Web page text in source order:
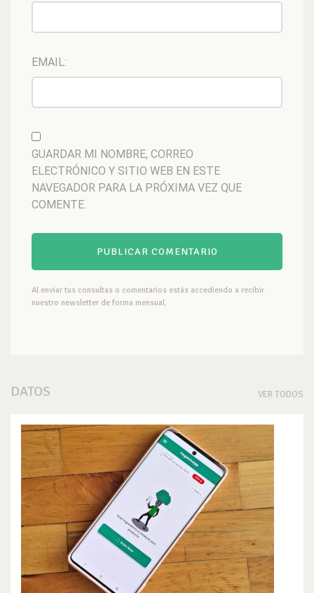
EMAIL:
GUARDAR MI NOMBRE, CORREO
ELECTRÓNICO Y SITIO WEB EN ESTE
NAVEGADOR PARA LA PRÓXIMA VEZ QUE
COMENTE.
Al enviar tus consultas o comentarios estás accediendo a recibir
nuestro newsletter de forma mensual.
DATOS VER TODOS